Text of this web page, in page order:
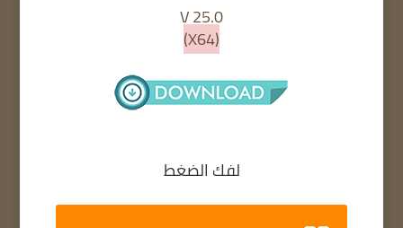
V 25.0
(X64)
لفك الضغط